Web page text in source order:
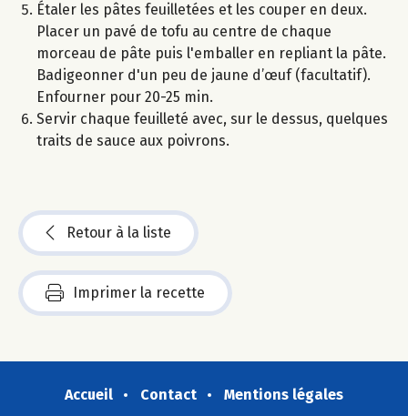
Étaler les pâtes feuilletées et les couper en deux.
Placer un pavé de tofu au centre de chaque
morceau de pâte puis l'emballer en repliant la pâte.
Badigeonner d'un peu de jaune d’œuf (facultatif).
Enfourner pour 20-25 min.
Servir chaque feuilleté avec, sur le dessus, quelques
traits de sauce aux poivrons.
Retour à la liste
Imprimer la recette
Accueil Contact
Mentions légales